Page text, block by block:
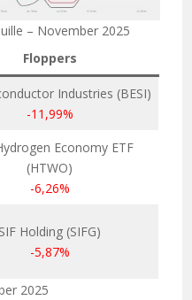
– November 2025
Floppers
Industries (BESI)
-11,99%
Economy ETF
(HTWO)
-6,26%
SIF Holding (SIFG)
-5,87%
2025